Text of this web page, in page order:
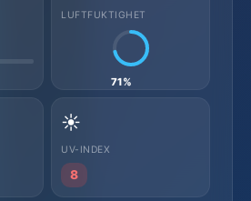
LUFTFUKTIGHET
71%
☀️
UV-INDEX
8